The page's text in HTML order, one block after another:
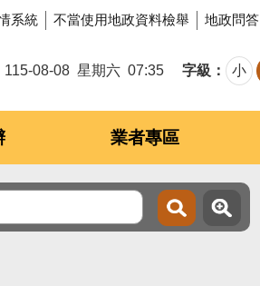
系統 不當使用地政資料檢舉 地政問答
115-08-08 星期六 07:35 字級 小
業者專區